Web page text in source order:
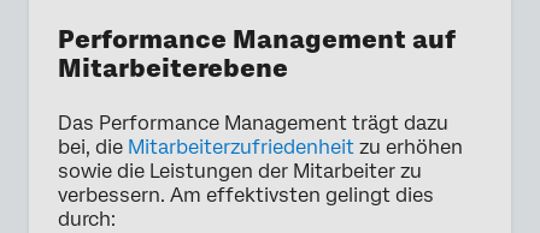
Performance Management auf
Mitarbeiterebene
Das Performance Management trägt dazu
bei, die Mitarbeiterzufriedenheit zu erhöhen
sowie die Leistungen der Mitarbeiter zu
verbessern. Am effektivsten gelingt dies
durch: